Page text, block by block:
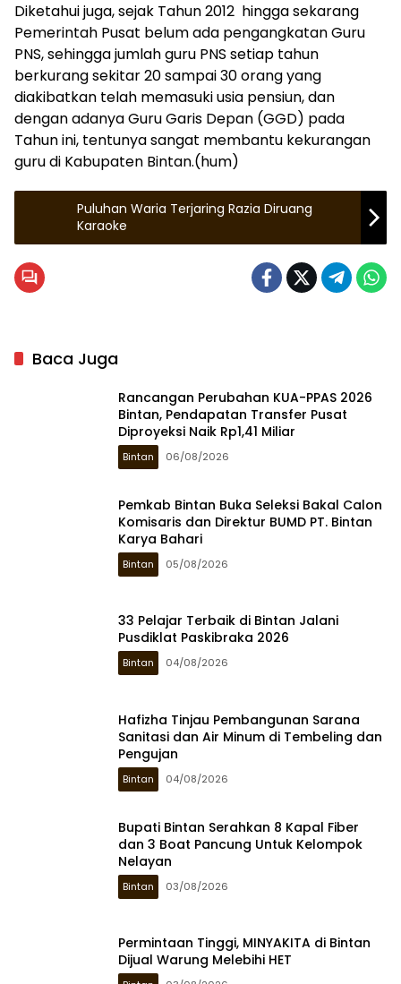
Diketahui juga, sejak Tahun 2012 hingga sekarang
Pemerintah Pusat belum ada pengangkatan Guru
PNS, sehingga jumlah guru PNS setiap tahun
berkurang sekitar 20 sampai 30 orang yang
diakibatkan telah memasuki usia pensiun, dan
dengan adanya Guru Garis Depan (GGD) pada
Tahun ini, tentunya sangat membantu kekurangan
guru di Kabupaten Bintan.(hum)
Puluhan Waria Terjaring Razia Diruang
Karaoke
Baca Juga
Rancangan Perubahan KUA-PPAS 2026
Bintan, Pendapatan Transfer Pusat
Diproyeksi Naik Rp1,41 Miliar
Bintan 06/08/2026
Pemkab Bintan Buka Seleksi Bakal Calon
Komisaris dan Direktur BUMD PT. Bintan
Karya Bahari
Bintan 05/08/2026
33 Pelajar Terbaik di Bintan Jalani
Pusdiklat Paskibraka 2026
Bintan 04/08/2026
Hafizha Tinjau Pembangunan Sarana
Sanitasi dan Air Minum di Tembeling dan
Pengujan
Bintan 04/08/2026
Bupati Bintan Serahkan 8 Kapal Fiber
dan 3 Boat Pancung Untuk Kelompok
Nelayan
Bintan 03/08/2026
Permintaan Tinggi, MINYAKITA di Bintan
Dijual Warung Melebihi HET